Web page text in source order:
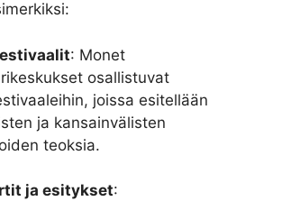
: Monet
osallistuvat
joissa esitellään
ja kansainvälisten
teoksia.
ja esitykset: